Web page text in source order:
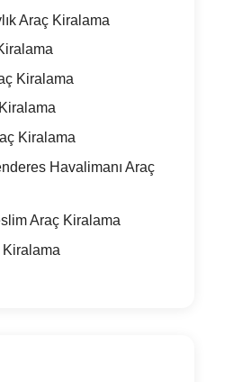
Araç Kiralama
Kiralama
Kiralama
Kiralama
Havalimanı Araç
Araç Kiralama
Kiralama